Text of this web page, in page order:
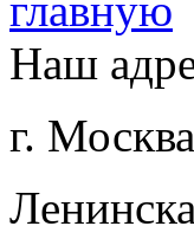
Наш
г.